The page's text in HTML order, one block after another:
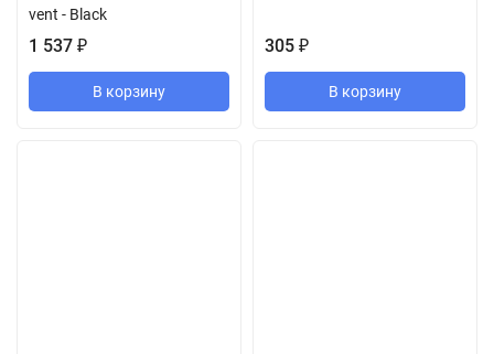
vent - Black
1 537 ₽
В корзину
305 ₽
В корзину